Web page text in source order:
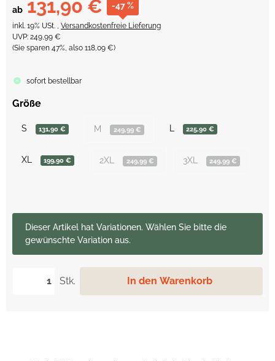
ab 131,90 € -47 %
inkl. 19% USt. , Versandkostenfreie Lieferung
UVP: 249,99 €
(Sie sparen 47%, also 118,09 €)
sofort bestellbar
Größe
S 131,90 € M 249,99 € 225,90 €
XL 199,90 € 2XL 249,99 € 3XL 249,99 €
Stk. In den Warenkorb
xDieser Artikel hat Variationen. Wählen Sie bitte die
gewünschte Variation aus.